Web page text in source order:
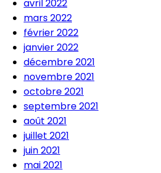
avril 2022
mars 2022
février 2022
janvier 2022
décembre 2021
novembre 2021
octobre 2021
septembre 2021
août 2021
juillet 2021
juin 2021
mai 2021